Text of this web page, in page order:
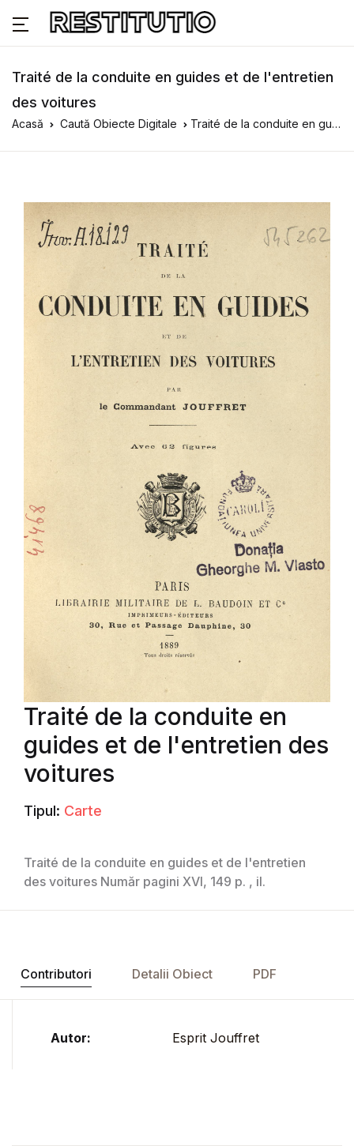
Traité de la conduite en guides et de l'entretien
des voitures
Acasă Caută Obiecte Digitale Traité de la conduite en guides et de l'entretien des voitures
Traité de la conduite en
guides et de l'entretien des
voitures
Tipul: Carte
Traité de la conduite en guides et de l'entretien
des voitures Număr pagini XVI, 149 p. , il.
Contributori Detalii Obiect PDF
Autor: Esprit Jouffret